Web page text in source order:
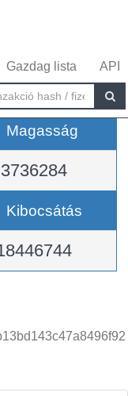
Gazdag lista API
Magasság
3736284
Kibocsátás